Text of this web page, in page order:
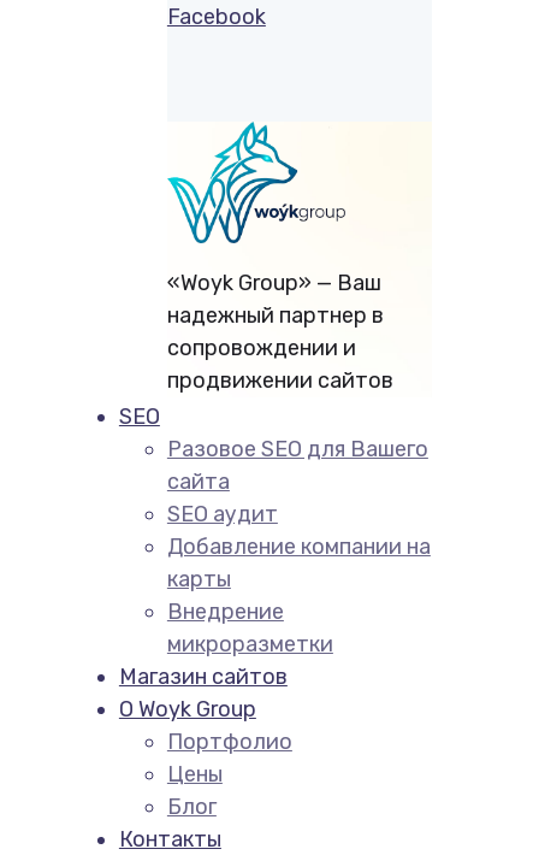
Facebook
«Woyk Group» — Ваш
надежный партнер в
сопровождении и
продвижении сайтов
SEO
Разовое SEO для Вашего
сайта
SEO аудит
Добавление компании на
карты
Внедрение
микроразметки
Магазин сайтов
О Woyk Group
Портфолио
Цены
Блог
Контакты